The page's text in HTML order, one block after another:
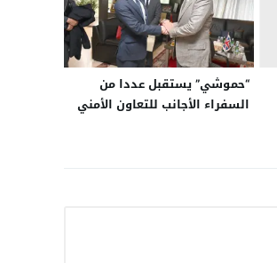
“حموشي” يستقبل عددا من
السفراء الأجانب للتعاون الأمني